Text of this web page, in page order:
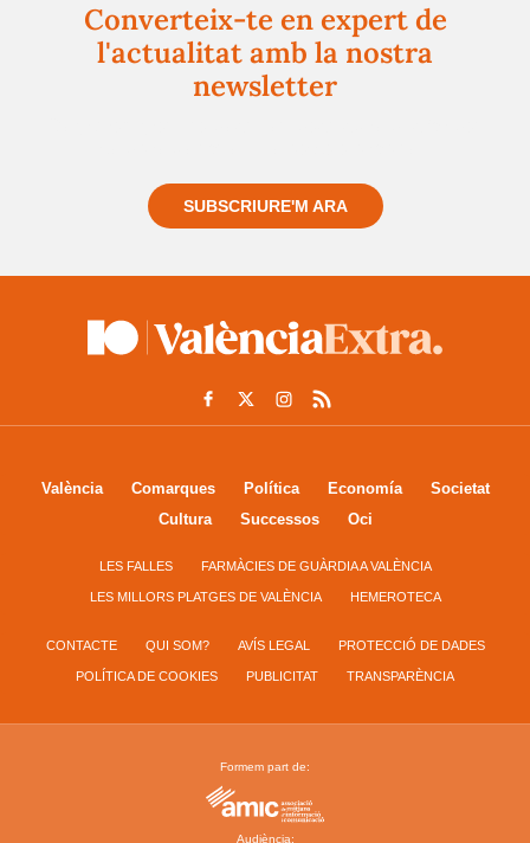
Converteix-te en expert de
l'actualitat amb la nostra
newsletter
SUBSCRIURE'M ARA
València Comarques Política Economía
Societat
Cultura
Successos Oci
LES FALLES FARMÀCIES DE GUÀRDIA A VALÈNCIA
LES MILLORS PLATGES DE VALÈNCIA HEMEROTECA
CONTACTE QUI SOM? AVÍS LEGAL PROTECCIÓ DE DADES
POLÍTICA DE COOKIES PUBLICITAT TRANSPARÈNCIA
Formem part de:
Audiència: